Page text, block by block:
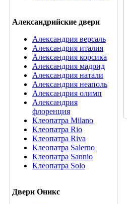
Александрийские двери
Александрия версаль
Александрия италия
Александрия корсика
Александрия мадрид
Александрия натали
Александрия неаполь
Александрия олимп
Александрия
флоренция
Клеопатра Milano
Клеопатра Rio
Клеопатра Riva
Клеопатра Salerno
Клеопатра Sannio
Клеопатра Solo
Двери Оникс